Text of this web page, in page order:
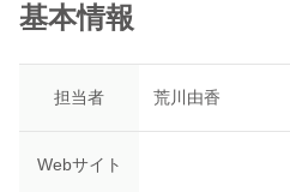
基本情報
担当者 荒川由香
Webサイト